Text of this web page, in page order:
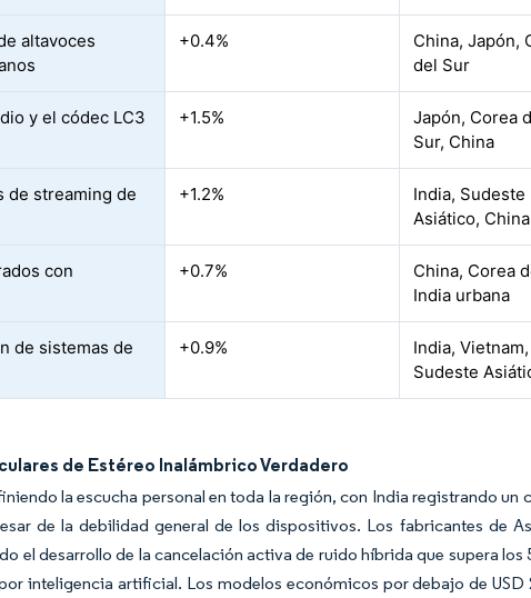
altavoces
+0.4%
China, Japón,
del Sur
y el códec LC3 +1.5%
Japón, Corea
Sur, China
de streaming de
+1.2%
India, Sudeste
Asiático, China
con
+0.7%
China, Corea
India urbana
de sistemas de
+0.9%
India, Vietnam,
Sudeste
de Estéreo Inalámbrico Verdadero
la escucha personal en toda la región, con India registrando un
de la debilidad general de los dispositivos. Los fabricantes de
el desarrollo de la cancelación activa de ruido híbrida que supera los
inteligencia artificial. Los modelos económicos por debajo de